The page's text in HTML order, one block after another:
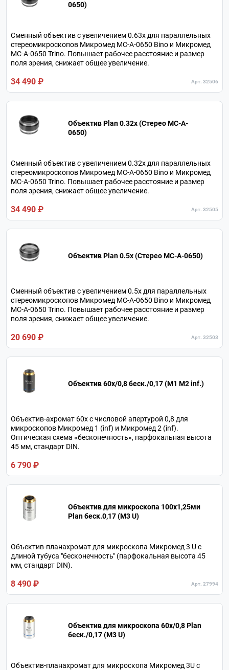
0650)
Сменный объектив с увеличением 0.63х для параллельных
стереомикроскопов Микромед MC-A-0650 Bino и Микромед
MC-A-0650 Trino. Повышает рабочее расстояние и размер
поля зрения, снижает общее увеличение.
34 490 ₽ Арт. 32506
Объектив Plan 0.32x (Стерео MC-A-
0650)
Сменный объектив с увеличением 0.32х для параллельных
стереомикроскопов Микромед MC-A-0650 Bino и Микромед
MC-A-0650 Trino. Повышает рабочее расстояние и размер
поля зрения, снижает общее увеличение.
34 490 ₽ Арт. 32505
Объектив Plan 0.5x (Стерео MC-A-0650)
Сменный объектив с увеличением 0.5х для параллельных
стереомикроскопов Микромед MC-A-0650 Bino и Микромед
MC-A-0650 Trino. Повышает рабочее расстояние и размер
поля зрения, снижает общее увеличение.
20 690 ₽ Арт. 32503
Объектив 60х/0,8 беск./0,17 (М1 М2 inf.)
Объектив-ахромат 60х с числовой апертурой 0,8 для
микроскопов Микромед 1 (inf) и Микромед 2 (inf).
Оптическая схема «бесконечность», парфокальная высота
45 мм, стандарт DIN.
6 790 ₽
Объектив для микроскопа 100х1,25ми
Plan беск.0,17 (М3 U)
Объектив-планахромат для микроскопа Микромед 3 U с
длиной тубуса "бесконечность" (парфокальная высота 45
мм, стандарт DIN).
8 490 ₽ Арт. 27994
Объектив для микроскопа 60х/0,8 Plan
беск./0,17 (М3 U)
Объектив-планахромат для микроскопа Микромед 3U с